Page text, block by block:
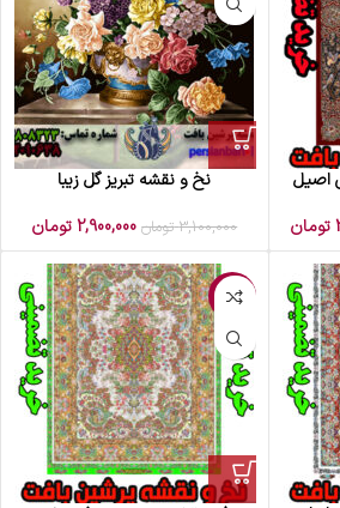
اصیل
تومان
نخ و نقشه تبریز گل زیبا
3,100,000 تومان 2,900,000 تومان
-5%